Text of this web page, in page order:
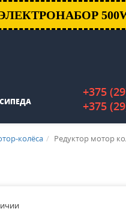
+375
+375
колёса Редуктор мотор